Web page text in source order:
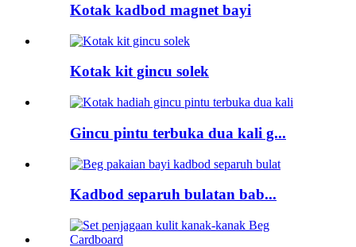
Kotak kadbod magnet bayi
Kotak kit gincu solek
Gincu pintu terbuka dua kali g...
Kadbod separuh bulatan bab...